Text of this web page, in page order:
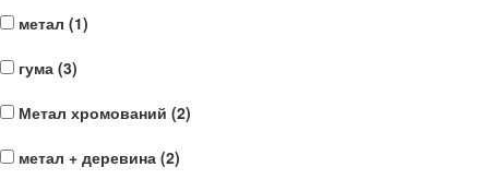
метал (1)
гума (3)
Метал хромований (2)
метал + деревина (2)